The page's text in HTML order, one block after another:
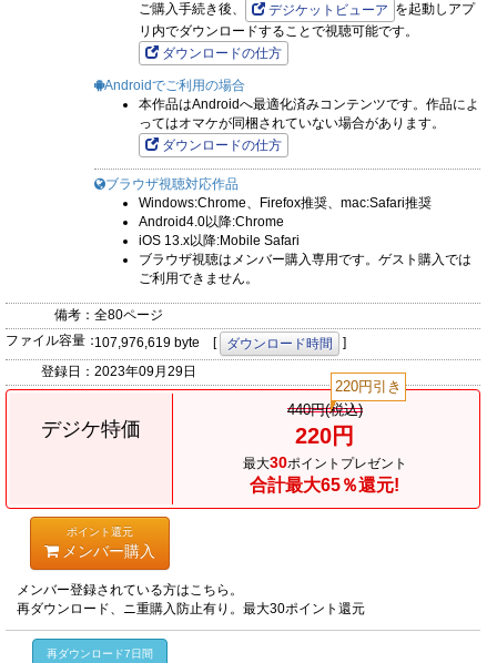
ご購入手続き後、
デジケットビューア を起動しアプ
リ内でダウンロードすることで視聴可能です。
ダウンロードの仕方
Androidでご利用の場合
本作品はAndroidへ最適化済みコンテンツです。作品によ
ってはオマケが同梱されていない場合があります。
ダウンロードの仕方
ブラウザ視聴対応作品
Windows:Chrome、Firefox推奨、mac:Safari推奨
Android4.0以降:Chrome
iOS 13.x以降:Mobile Safari
ブラウザ視聴はメンバー購入専用です。ゲスト購入では
ご利用できません。
備考： 全80ページ
ファイル容量：107,976,619 byte [ ダウンロード時間
]
登録日： 2023年09月29日
デジケ特価
440円(税込)
220円引き
220円
最大30ポイントプレゼント
合計最大65％還元!
ポイント還元
メンバー購入
メンバー登録されている方はこちら。
再ダウンロード、ニ重購入防止有り。最大30ポイント還元
再ダウンロード7日間